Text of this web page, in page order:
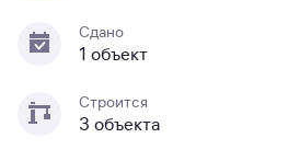
Сдано
1 объект
Строится
3 объекта